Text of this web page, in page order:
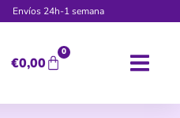
Envíos 24h-1 semana
€0,00
0